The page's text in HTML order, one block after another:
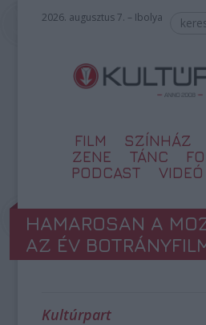
2026. augusztus 7. – Ibolya
FILM SZÍNHÁZ
ZENE
TÁNC
PODCAST
VIDEÓ
HAMAROSAN A
AZ ÉV
Kultúrpart